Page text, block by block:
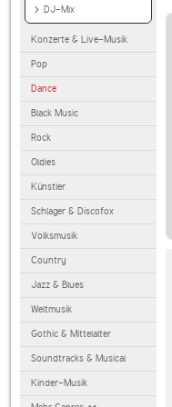
DJ-Mix
Konzerte & Live-Musik
Pop
Dance
Black Music
Rock
Oldies
Künstler
Schlager & Discofox
Volksmusik
Country
Jazz & Blues
Weltmusik
Gothic & Mittelalter
Soundtracks & Musical
Kinder-Musik